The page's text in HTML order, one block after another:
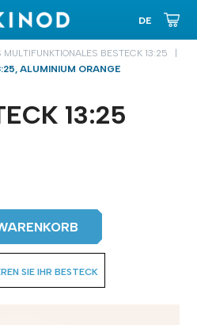
TRANSPORTETUI
BESTECK 13:25
ALUMINIUM ORANGE
13:25
SIE IHR BESTECK